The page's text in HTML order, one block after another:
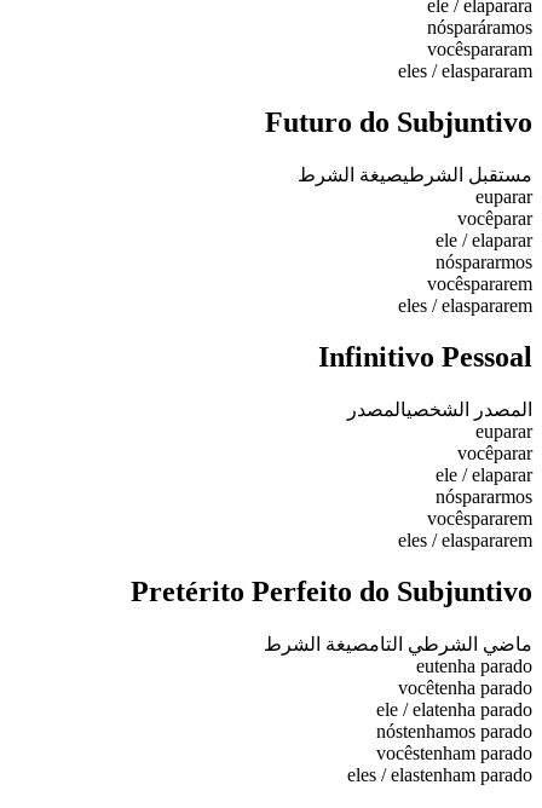
ele / elaparara
nósparáramos
vocêspararam
eles / elaspararam
Futuro do Subjuntivo
مستقبل الشرطيصيغة الشرط
euparar
vocêparar
ele / elaparar
nóspararmos
vocêspararem
eles / elaspararem
Infinitivo Pessoal
المصدر الشخصيالمصدر
euparar
vocêparar
ele / elaparar
nóspararmos
vocêspararem
eles / elaspararem
Pretérito Perfeito do Subjuntivo
ماضي الشرطي التامصيغة الشرط
eutenha parado
vocêtenha parado
ele / elatenha parado
nóstenhamos parado
vocêstenham parado
eles / elastenham parado